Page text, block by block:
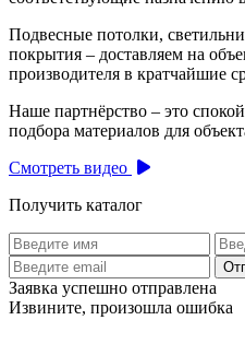
Подвесные потолки,
покрытия – доставляем на
производителя в кратчайшие
Наше партнёрство – это
подбора материалов для
Смотреть видео
Получить каталог
Заявка успешно отправлена
Извините, произошла ошибка